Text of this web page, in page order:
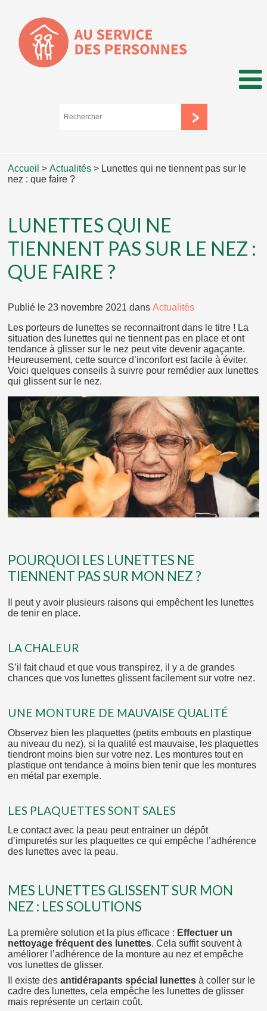
Accueil > Actualités> Lunettes qui ne tiennent pas sur le
nez : que faire ?
LUNETTES QUI NE
TIENNENT PAS SUR LE NEZ :
QUE FAIRE ?
Publié le 23 novembre 2021 dans Actualités
Les porteurs de lunettes se reconnaitront dans le titre ! La
situation des lunettes qui ne tiennent pas en place et ont
tendance à glisser sur le nez peut vite devenir agaçante.
Heureusement, cette source d’inconfort est facile à éviter.
Voici quelques conseils à suivre pour remédier aux lunettes
qui glissent sur le nez.
POURQUOI LES LUNETTES NE
TIENNENT PAS SUR MON NEZ ?
Il peut y avoir plusieurs raisons qui empêchent les lunettes
de tenir en place.
LA CHALEUR
S’il fait chaud et que vous transpirez, il y a de grandes
chances que vos lunettes glissent facilement sur votre nez.
UNE MONTURE DE MAUVAISE QUALITÉ
Observez bien les plaquettes (petits embouts en plastique
au niveau du nez), si la qualité est mauvaise, les plaquettes
tiendront moins bien sur votre nez. Les montures tout en
plastique ont tendance à moins bien tenir que les montures
en métal par exemple.
LES PLAQUETTES SONT SALES
Le contact avec la peau peut entrainer un dépôt
d’impuretés sur les plaquettes ce qui empêche l’adhérence
des lunettes avec la peau.
MES LUNETTES GLISSENT SUR MON
NEZ : LES SOLUTIONS
La première solution et la plus efficace : Effectuer un
nettoyage fréquent des lunettes. Cela suffit souvent à
améliorer l’adhérence de la monture au nez et empêche
vos lunettes de glisser.
Il existe des antidérapants spécial lunettesà coller sur le
cadre des lunettes, cela empêche les lunettes de glisser
mais représente un certain coût.